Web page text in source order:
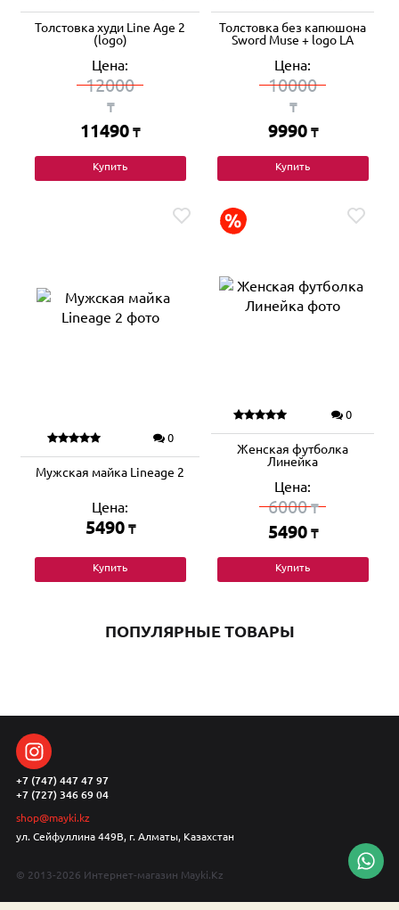
Толстовка худи Line Age 2
(logo)
Цена:
12000
₸
11490 ₸
Купить
Толстовка без капюшона
Sword Muse + logo LA
Цена:
10000
₸
9990 ₸
Купить
0
Мужская майка Lineage 2
Цена:
5490 ₸
Купить
0
Женская футболка
Линейка
Цена:
6000₸
5490 ₸
Купить
ПОПУЛЯРНЫЕ ТОВАРЫ
+7 (747) 447 47 97
+7 (727) 346 69 04
shop@mayki.kz
ул. Сейфуллина 449В, г. Алматы, Казахстан
© 2013-2026 Интернет-магазин Mayki.Kz